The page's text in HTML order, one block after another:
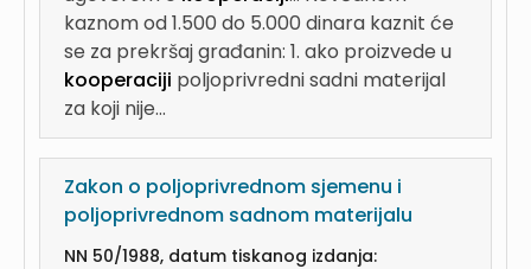
kaznom od 1.500 do 5.000 dinara kaznit će
se za prekršaj građanin: 1. ako proizvede u
kooperaciji poljoprivredni sadni materijal
za koji nije...
Zakon o poljoprivrednom sjemenu i
poljoprivrednom sadnom materijalu
NN 50/1988, datum tiskanog izdanja: